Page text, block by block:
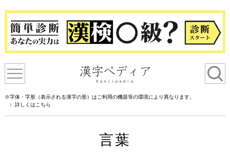
※字体・字形（表示される漢字の形）はご利用の機器等の環境により異なります。
詳しくはこちら
言葉